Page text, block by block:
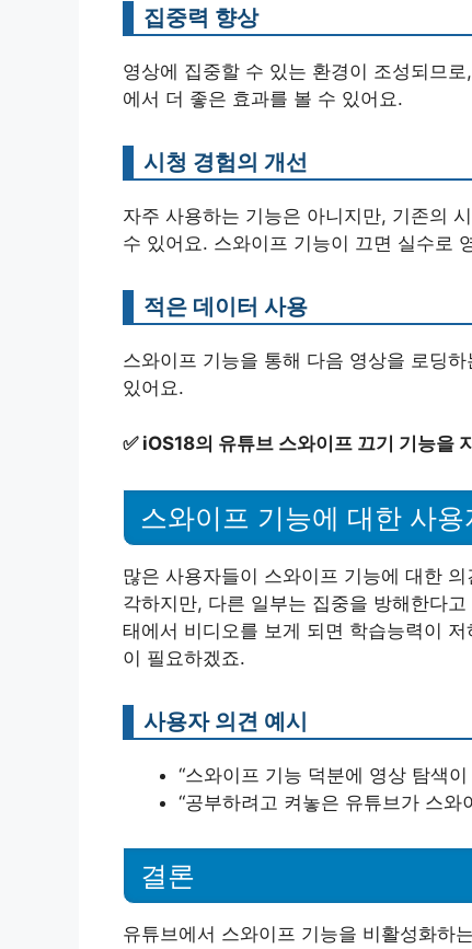
집중력 향상
영상에 집중할 수 있는 환경이 조성되므
에서 더 좋은 효과를 볼 수 있어요.
시청 경험의 개선
자주 사용하는 기능은 아니지만, 기존의
수 있어요. 스와이프 기능이 끄면 실수로
적은 데이터 사용
스와이프 기능을 통해 다음 영상을 로딩
있어요.
✅ iOS18의 유튜브 스와이프 끄기 기능을
스와이프 기능에 대한 사용
많은 사용자들이 스와이프 기능에 대한
각하지만, 다른 일부는 집중을 방해한다
태에서 비디오를 보게 되면 학습능력이
이 필요하겠죠.
사용자 의견 예시
“스와이프 기능 덕분에 영상 탐색이
“공부하려고 켜놓은 유튜브가 스와
결론
유튜브에서 스와이프 기능을 비활성화하